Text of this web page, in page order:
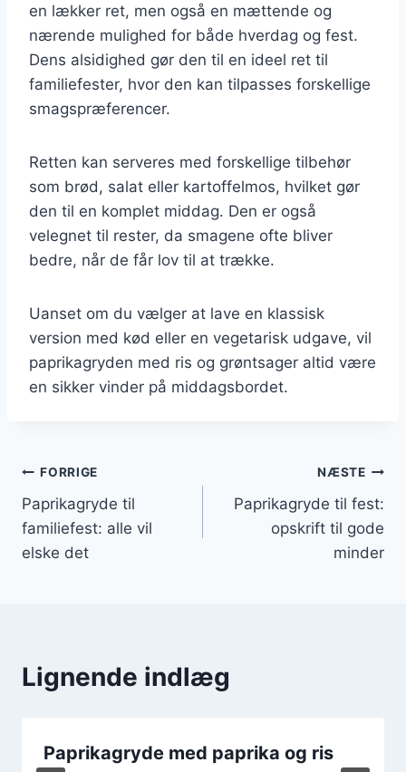
en lækker ret, men også en mættende og
nærende mulighed for både hverdag og fest.
Dens alsidighed gør den til en ideel ret til
familiefester, hvor den kan tilpasses forskellige
smagspræferencer.
Retten kan serveres med forskellige tilbehør
som brød, salat eller kartoffelmos, hvilket gør
den til en komplet middag. Den er også
velegnet til rester, da smagene ofte bliver
bedre, når de får lov til at trække.
Uanset om du vælger at lave en klassisk
version med kød eller en vegetarisk udgave, vil
paprikagryden med ris og grøntsager altid være
en sikker vinder på middagsbordet.
Indlægsnavigation
FORRIGE
Paprikagryde til
familiefest: alle vil
elske det
NÆSTE
Paprikagryde til fest:
opskrift til gode
minder
Lignende indlæg
Paprikagryde med paprika og ris